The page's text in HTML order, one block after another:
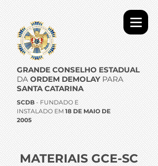
GRANDE CONSELHO ESTADUAL
DA ORDEM DEMOLAYPARA
SANTA CATARINA
SCDB - FUNDADO E
INSTALADO EM 18 DE MAIO DE
2005
MATERIAIS GCE-SC